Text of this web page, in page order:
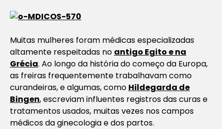
Muitas mulheres foram médicas especializadas
altamente respeitadas no antigo Egito e na
Grécia. Ao longo da história do começo da Europa,
as freiras frequentemente trabalhavam como
curandeiras, e algumas, como Hildegarda de
Bingen, escreviam influentes registros das curas e
tratamentos usados, muitas vezes nos campos
médicos da ginecologia e dos partos.